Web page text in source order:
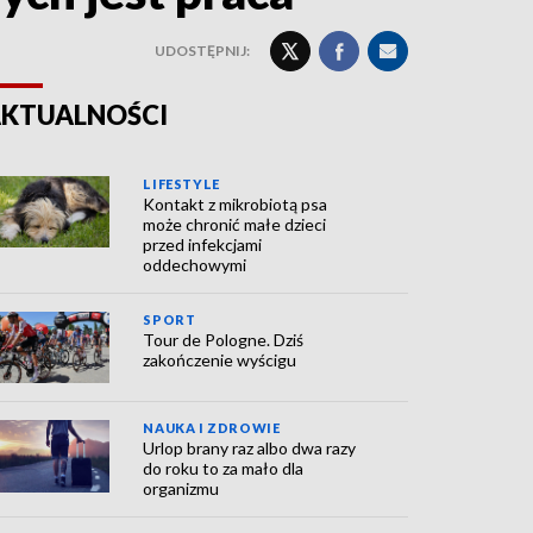
UDOSTĘPNIJ:
LIFESTYLE
Kontakt z mikrobiotą psa
może chronić małe dzieci
przed infekcjami
oddechowymi
SPORT
Tour de Pologne. Dziś
zakończenie wyścigu
NAUKA I ZDROWIE
Urlop brany raz albo dwa razy
do roku to za mało dla
organizmu